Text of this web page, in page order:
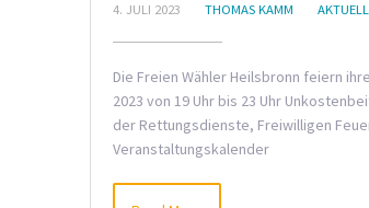
4. JULI 2023 THOMAS KAMM
Die Freien Wähler Heilsbronn feiern
2023 von 19 Uhr bis 23 Uhr
der Rettungsdienste, Freiwilligen
Veranstaltungskalender